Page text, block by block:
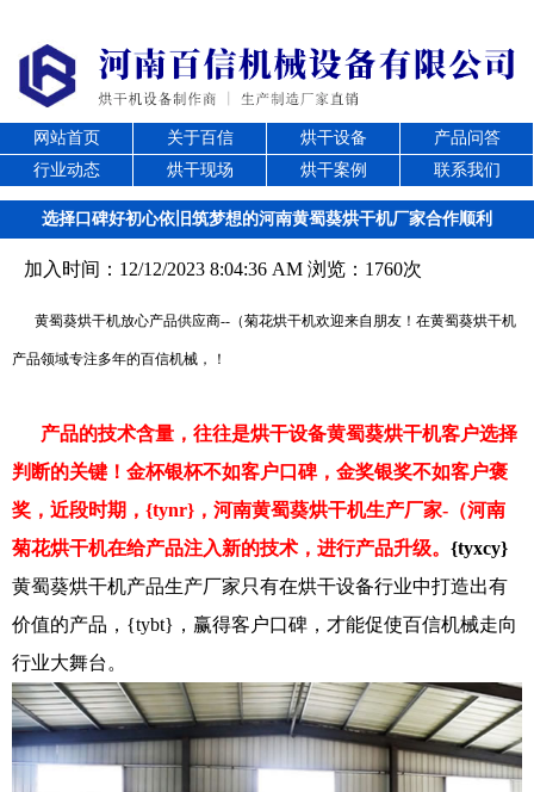
网站首页 关于百信 烘干设备
产品问答
行业动态
烘干现场 烘干案例 联系我们
选择口碑好初心依旧筑梦想的河南黄蜀葵烘干机厂家合作顺利
加入时间：12/12/2023 8:04:36 AM 浏览：1760次
黄蜀葵烘干机放心产品供应商--（菊花烘干机欢迎来自朋友！在黄蜀葵烘干机
产品领域专注多年的百信机械，！
产品的技术含量，往往是烘干设备黄蜀葵烘干机客户选择
判断的关键！金杯银杯不如客户口碑，金奖银奖不如客户褒
奖，近段时期，{tynr}，河南黄蜀葵烘干机生产厂家-（河南
菊花烘干机在给产品注入新的技术，进行产品升级。 {tyxcy}
黄蜀葵烘干机产品生产厂家只有在烘干设备行业中打造出有
价值的产品，{tybt}，赢得客户口碑，才能促使百信机械走向
行业大舞台。